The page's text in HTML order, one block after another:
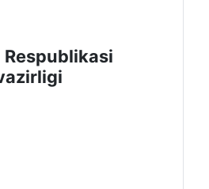
Respublikasi